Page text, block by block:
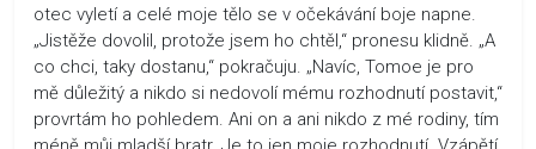
otec vyletí a celé moje tělo se v očekávání boje napne.
„Jistěže dovolil, protože jsem ho chtěl,“ pronesu klidně. „A
co chci, taky dostanu,“ pokračuju. „Navíc, Tomoe je pro
mě důležitý a nikdo si nedovolí mému rozhodnutí postavit,“
provrtám ho pohledem. Ani on a ani nikdo z mé rodiny, tím